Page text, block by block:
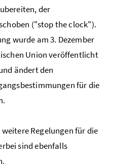
der
("stop the clock").
wurde am 3. Dezember
Union veröffentlicht
ändert den
für die
Regelungen für die
sind ebenfalls